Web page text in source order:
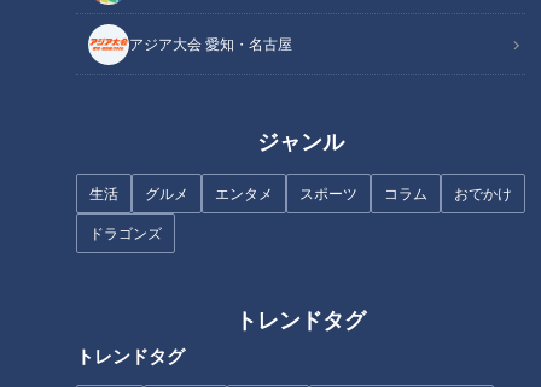
アジア大会 愛知・名古屋
ジャンル
生活 グルメ エンタメ スポーツ コラム おでかけ
ドラゴンズ
トレンドタグ
トレンドタグ
車内で５時間を過ごした体験と
払い戻しの驚き
フランス人は菓子店「シャトレ